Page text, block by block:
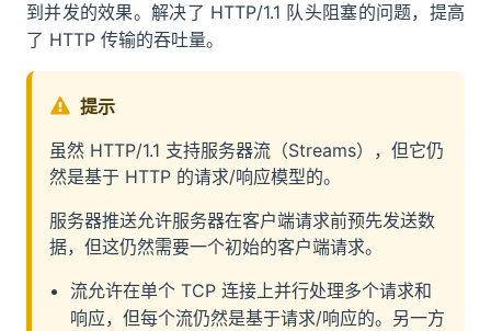
到并发的效果。解决了 HTTP/1.1 队头阻塞的问题，提高
了 HTTP 传输的吞吐量。
提示
虽然 HTTP/1.1 支持服务器流（Streams），但它仍
然是基于 HTTP 的请求/响应模型的。
服务器推送允许服务器在客户端请求前预先发送数
据，但这仍然需要一个初始的客户端请求。
流允许在单个 TCP 连接上并行处理多个请求和
响应，但每个流仍然是基于请求/响应的。另一方